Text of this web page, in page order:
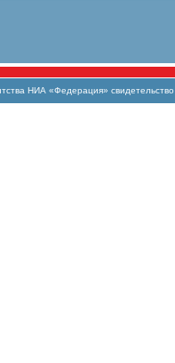
НИА «Федерация»